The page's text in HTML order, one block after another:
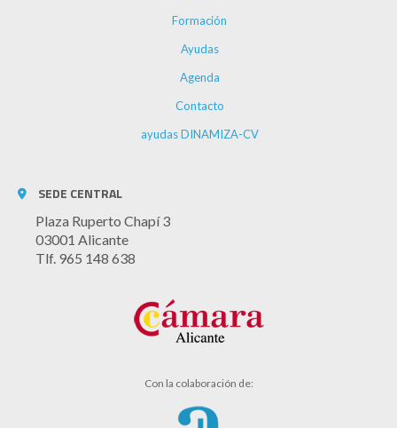
Formación
Ayudas
Agenda
Contacto
ayudas DINAMIZA-CV
SEDE CENTRAL
Plaza Ruperto Chapí 3
03001 Alicante
Tlf. 965 148 638
Con la colaboración de: